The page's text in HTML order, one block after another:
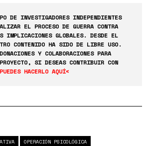
DE INVESTIGADORES INDEPENDIENTES
EL PROCESO DE GUERRA CONTRA
IMPLICACIONES GLOBALES. DESDE EL
CONTENIDO HA SIDO DE LIBRE USO.
Y COLABORACIONES PARA
SI DESEAS CONTRIBUIR CON
PUEDES HACERLO AQUÍ<
OPERACIÓN PSICOLÓGICA